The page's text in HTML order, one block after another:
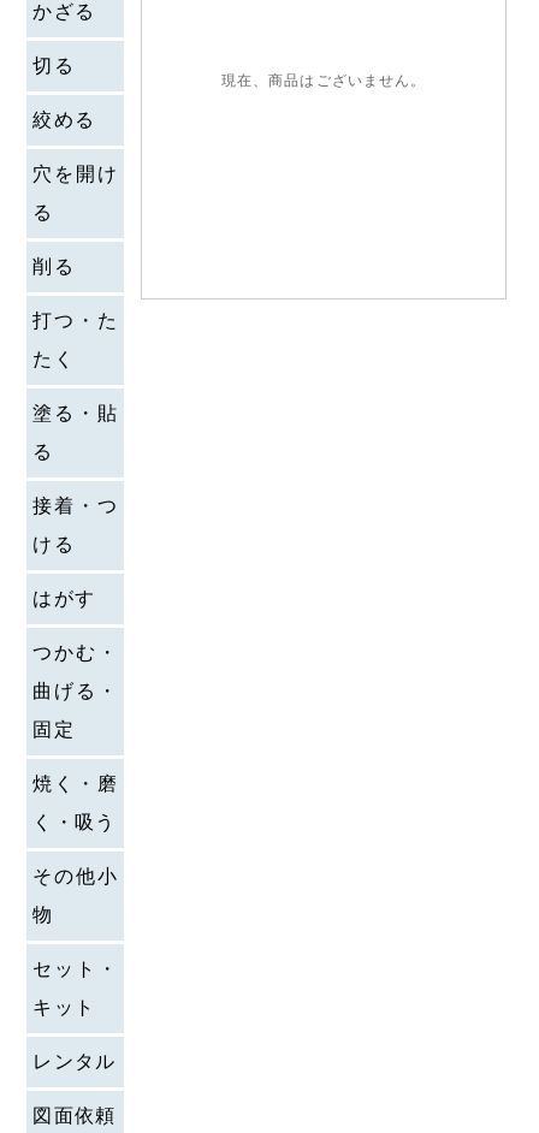
かざる
切る
絞める
穴を開け
る
削る
打つ・た
たく
塗る・貼
る
接着・つ
ける
はがす
つかむ・
曲げる・
固定
焼く・磨
く・吸う
その他小
物
セット・
キット
レンタル
図面依頼
現在、商品はございません。